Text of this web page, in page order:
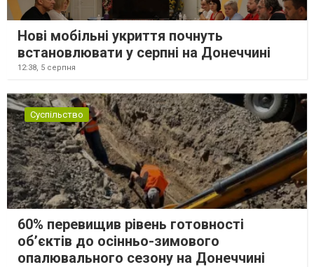
Нові мобільні укриття почнуть
встановлювати у серпні на Донеччині
12:38, 5 серпня
Суспільство
60% перевищив рівень готовності
об’єктів до осінньо-зимового
опалювального сезону на Донеччині